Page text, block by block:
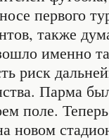
первого
также
именно
риск
Парма
поле.
новом